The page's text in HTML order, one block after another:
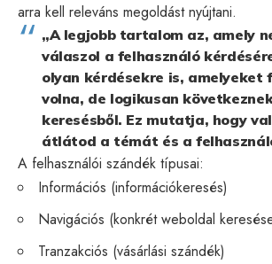
arra kell releváns megoldást nyújtani.
„A legjobb tartalom az, amely
válaszol a felhasználó
olyan kérdésekre is, amelyeket
volna, de logikusan
keresésből. Ez mutatja, hogy
átlátod a témát és a
A felhasználói szándék típusai:
Információs (információkeresés)
Navigációs (konkrét weboldal
Tranzakciós (vásárlási szándék)